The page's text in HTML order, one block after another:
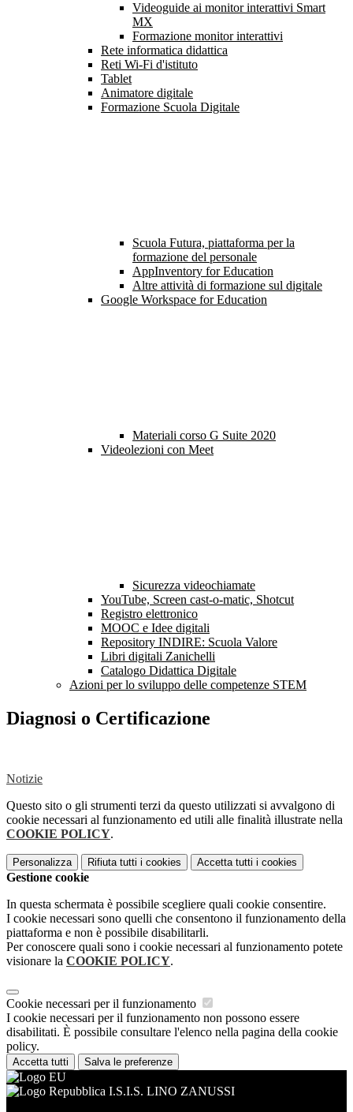
Videoguide ai monitor interattivi Smart
MX
Formazione monitor interattivi
Rete informatica didattica
Reti Wi-Fi d'istituto
Tablet
Animatore digitale
Formazione Scuola Digitale
Scuola Futura, piattaforma per la
formazione del personale
AppInventory for Education
Altre attività di formazione sul digitale
Google Workspace for Education
Materiali corso G Suite 2020
Videolezioni con Meet
Sicurezza videochiamate
YouTube, Screen cast-o-matic, Shotcut
Registro elettronico
MOOC e Idee digitali
Repository INDIRE: Scuola Valore
Libri digitali Zanichelli
Catalogo Didattica Digitale
Azioni per lo sviluppo delle competenze STEM
Diagnosi o Certificazione
Notizie
Questo sito o gli strumenti terzi da questo utilizzati si avvalgono di
cookie necessari al funzionamento ed utili alle finalità illustrate nella
COOKIE POLICY.
Personalizza Rifiuta tutti i cookies Accetta tutti i cookies
Gestione cookie
In questa schermata è possibile scegliere quali cookie consentire.
I cookie necessari sono quelli che consentono il funzionamento della
piattaforma e non è possibile disabilitarli.
Per conoscere quali sono i cookie necessari al funzionamento potete
visionare la COOKIE POLICY.
Cookie necessari per il funzionamento
I cookie necessari per il funzionamento non possono essere
disabilitati. È possibile consultare l'elenco nella pagina della cookie
policy.
Accetta tutti Salva le preferenze
I.S.I.S. LINO ZANUSSI